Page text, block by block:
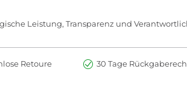
Leistung, Transparenz und
Retoure 30 Tage